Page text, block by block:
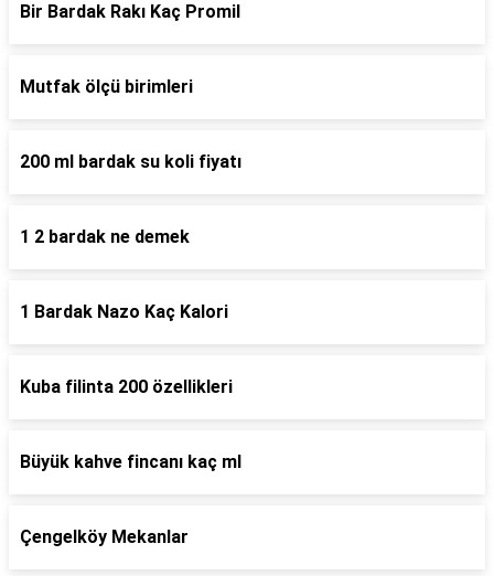
Bir Bardak Rakı Kaç Promil
Mutfak ölçü birimleri
200 ml bardak su koli fiyatı
1 2 bardak ne demek
1 Bardak Nazo Kaç Kalori
Kuba filinta 200 özellikleri
Büyük kahve fincanı kaç ml
Çengelköy Mekanlar